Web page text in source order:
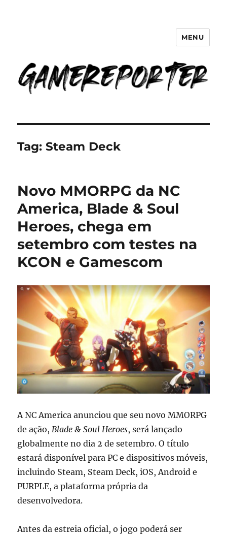
GameReporter | Cultura Gamer
MENU
Tag:Steam Deck
Novo MMORPG da NC
America, Blade & Soul
Heroes, chega em
setembro com testes na
KCON e Gamescom
A NC America anunciou que seu novo MMORPG
de ação,Blade & Soul Heroes, será lançado
globalmente no dia 2 de setembro. O título
estará disponível para PC e dispositivos móveis,
incluindo Steam, Steam Deck, iOS, Android e
PURPLE, a plataforma própria da
desenvolvedora.
Antes da estreia oficial, o jogo poderá ser